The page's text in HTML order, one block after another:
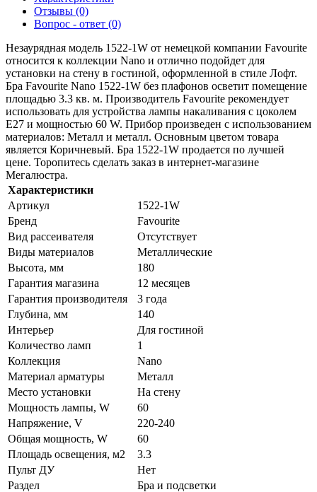
Отзывы (0)
Вопрос - ответ (0)
Незаурядная модель 1522-1W от немецкой компании Favourite
относится к коллекции Nano и отлично подойдет для
установки на стену в гостиной, оформленной в стиле Лофт.
Бра Favourite Nano 1522-1W без плафонов осветит помещение
площадью 3.3 кв. м. Производитель Favourite рекомендует
использовать для устройства лампы накаливания с цоколем
E27 и мощностью 60 W. Прибор произведен с использованием
материалов: Металл и металл. Основным цветом товара
является Коричневый. Бра 1522-1W продается по лучшей
цене. Торопитесь сделать заказ в интернет-магазине
Мегалюстра.
Характеристики
Артикул
1522-1W
Бренд
Favourite
Вид рассеивателя
Отсутствует
Виды материалов
Металлические
Высота, мм
180
Гарантия магазина
12 месяцев
Гарантия производителя
3 года
Глубина, мм
140
Интерьер
Для гостиной
Количество ламп
1
Коллекция
Nano
Материал арматуры
Металл
Место установки
На стену
Мощность лампы, W
60
Напряжение, V
220-240
Общая мощность, W
60
Площадь освещения, м2
3.3
Пульт ДУ
Нет
Раздел
Бра и подсветки